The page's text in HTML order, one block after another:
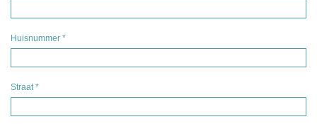
Huisnummer *
Straat*